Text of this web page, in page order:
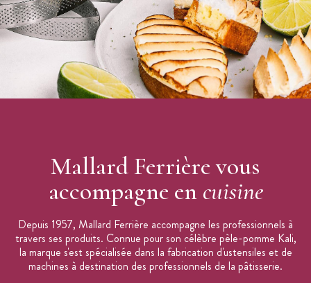
Facile d'utilisation
Pour les décors en chocolat
Design original
Caractéristiques des Feuilles de Transfert:
Feuilles de transfert
Lot de 10
Conservation : au sec entre 15 et 20°C
Marque :Mallard
Mallard Ferrière vous
accompagne en cuisine
Depuis 1957, Mallard Ferrière accompagne les professionnels à
travers ses produits. Connue pour son célèbre pèle-pomme Kali,
la marque s'est spécialisée dans la fabrication d'ustensiles et de
machines à destination des professionnels de la pâtisserie.